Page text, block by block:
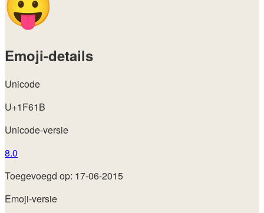
Emoji-details
Unicode
U+1F61B
Unicode-versie
8.0
Toegevoegd op: 17-06-2015
Emoji-versie